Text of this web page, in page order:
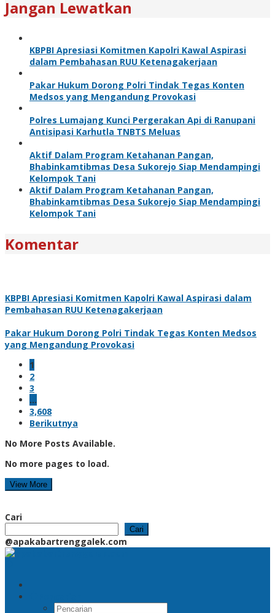
Jangan Lewatkan
KBPBI Apresiasi Komitmen Kapolri Kawal Aspirasi
dalam Pembahasan RUU Ketenagakerjaan
Pakar Hukum Dorong Polri Tindak Tegas Konten
Medsos yang Mengandung Provokasi
Polres Lumajang Kunci Pergerakan Api di Ranupani
Antisipasi Karhutla TNBTS Meluas
Aktif Dalam Program Ketahanan Pangan,
Bhabinkamtibmas Desa Sukorejo Siap Mendampingi
Kelompok Tani
Aktif Dalam Program Ketahanan Pangan,
Bhabinkamtibmas Desa Sukorejo Siap Mendampingi
Kelompok Tani
Komentar
KBPBI Apresiasi Komitmen Kapolri Kawal Aspirasi dalam
Pembahasan RUU Ketenagakerjaan
Pakar Hukum Dorong Polri Tindak Tegas Konten Medsos
yang Mengandung Provokasi
1
2
3
…
3,608
Berikutnya
No More Posts Available.
No more pages to load.
View More
Cari
Cari
@apakabartrenggalek.com